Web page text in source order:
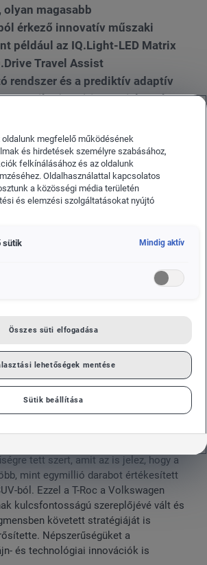
magasabb
érkező innovatív műszaki
például az IQ.Light-LED Matrix
Travel Assist
rendszer és a prediktív adaptív
(ACC) is megjelentek a
lépést tesz afelé, hogy az
részeként
mobilitási szolgáltatóvá váljon.
a sportos teljesítmény és a
tett szert, amit az is jelez, hogy a
mint egymillió darabot értékesített
ból. Ezzel a T-Roc a Volkswagen
kulcsfontosságú szereplőjévé vált és
követett stratégiáját is
Népszerűségüket a
és technológiai innovációk is
megfelelő működésének
és hirdetések személyre szabásához,
felkínálásához és az oldalunk
Oldalhasználattal kapcsolatos
a közösségi média területén
és elemzési szolgáltatásokat nyújtó
sütik Mindig aktív
Összes süti elfogadása
lehetőségek mentése
Sütik beállítása